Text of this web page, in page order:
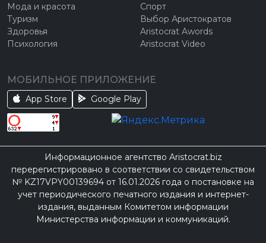
Мода и красота
Туризм
Здоровья
Психология
Спорт
Выбор Аристократов
Aristocrat Awords
Aristocrat Video
МОБИЛЬНОЕ ПРИЛОЖЕНИЕ
App Store Google Play
Информационное агентство Aristocrat.biz
перерегистрировано в соответствии со свидетельством
№ KZ17VPY00139694 от 16.01.2026 года о постановке на
учет периодического печатного издания и интернет-
издания, выданным Комитетом информации
Министерства информации и коммуникаций.